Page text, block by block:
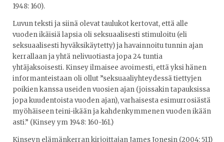
1948: 160).
Luvun teksti ja siinä olevat taulukot kertovat, että alle
vuoden ikäisiä lapsia oli seksuaalisesti stimuloitu (eli
seksuaalisesti hyväksikäytetty) ja havainnoitu tunnin ajan
kerrallaan ja yhtä nelivuotiasta jopa 24 tuntia
yhtäjaksoisesti. Kinsey ilmaisee avoimesti, että yksi hänen
informanteistaan oli ollut ”seksuaaliyhteydessä tiettyjen
poikien kanssa useiden vuosien ajan (joissakin tapauksissa
jopa kuudentoista vuoden ajan), varhaisesta esimurrosiästä
myöhäiseen teini-ikään ja kahdenkymmenen vuoden ikään
asti.” (Kinsey ym 1948: 160-161.)
Kinseyn elämänkerran kirjoittajan James Jonesin (2004: 511)